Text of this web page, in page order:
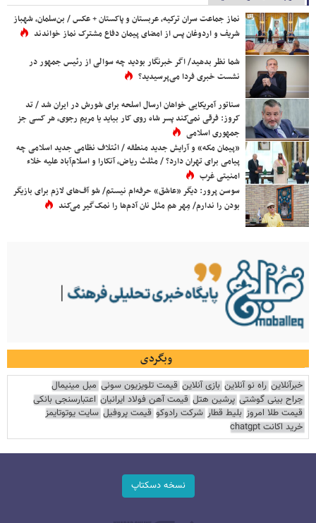
نماز جماعت سران ترکیه، عربستان و پاکستان + عکس / بن‌سلمان، شهباز
شریف و اردوغان پس از امضای پیمان دفاع مشترک نماز خواندند
شما نظر بدهید/ اگر خبرنگار بودید چه سوالی از رئیس جمهور در
نشست خبری فردا می‌پرسیدید؟
سناتور آمریکایی خواهان ارسال اسلحه برای شورش در ایران شد / تد
کروز: فرقی نمی‌کند پسر شاه روی کار بیاید یا مریم رجوی، هر کسی جز
جمهوری اسلامی
«پیمان مکه» و آرایش جدید منطقه / ائتلاف نظامی جدید اسلامی چه
پیامی برای تهران دارد؟ / مثلث ریاض، آنکارا و اسلام‌آباد علیه خلاء
امنیتی غرب
سوسن پرور: دیگر «عاشق» حرفه‌ام نیستم/ شو آف‌های لازم برای بازیگر
بودن را ندارم/ مِهر هم مثل نان آدم‌ها را نمک‌گیر می‌کند
وبگردی
خبرآنلاین راه نو آنلاین بازی آنلاین قیمت تلویزیون سونی مبل مینیمال
جراح بینی گوشتی پرشین هتل قیمت آهن فولاد ایرانیان اعتبارسنجی بانکی
قیمت طلا امروز بلیط قطار شرکت رادوکو قیمت پروفیل سایت یوتوتایمز
خرید اکانت chatgpt
نسخه دسکتاپ